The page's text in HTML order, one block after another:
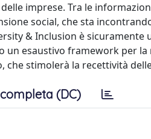
imprese. Tra le
social, che sta
& Inclusion è sicuramente
esaustivo framework per
stimolerà la recettività
(DC)